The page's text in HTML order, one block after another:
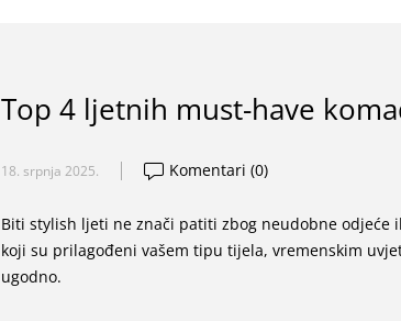
Top 4 ljetnih must-have
18. srpnja 2025. Komentari (0)
Biti stylish ljeti ne znači patiti zbog neudobne
koji su prilagođeni vašem tipu tijela, vremenskim
ugodno.